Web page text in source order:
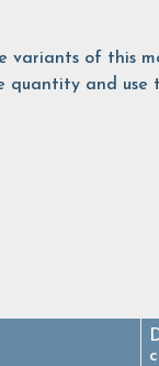
variants of this
quantity and